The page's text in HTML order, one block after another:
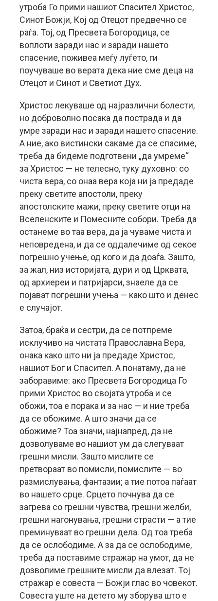
утроба Го прими нашиот Спасител Христос,
Синот Божји, Кој од Отецот предвечно се
раѓа. Тој, од Пресвета Богородица, се
воплоти заради нас и заради нашето
спасение, поживеа меѓу луѓето, ги
поучуваше во верата дека ние сме деца на
Отецот и Синот и Светиот Дух.
Христос лекуваше од најразлични болести,
но доброволно посака да пострада и да
умре заради нас и заради нашето спасение.
А ние, ако вистински сакаме да се спасиме,
треба да бидеме подготвени „да умреме“
за Христос — не телесно, туку духовно: со
чиста вера, со онаа вера која ни ја предаде
преку светите апостоли, преку
апостолските мажи, преку светите отци на
Вселенските и Помесните собори. Треба да
останеме во таа вера, да ја чуваме чиста и
неповредена, и да се оддалечиме од секое
погрешно учење, од кого и да доаѓа. Зашто,
за жал, низ историјата, дури и од Црквата,
од архиереи и патријарси, знаеле да се
појават погрешни учења — како што и денес
е случајот.
Затоа, браќа и сестри, да се потпреме
исклучиво на чистата Православна Вера,
онака како што ни ја предаде Христос,
нашиот Бог и Спасител. А понатаму, да не
заборавиме: ако Пресвета Богородица Го
прими Христос во својата утроба и се
обожи, тоа е порака и за нас — и ние треба
да се обожиме. А што значи да се
обожиме? Тоа значи, најнапред, да не
дозволуваме во нашиот ум да слегуваат
грешни мисли. Зашто мислите се
претвораат во помисли, помислите — во
размислувања, фантазии; а тие потоа паѓаат
во нашето срце. Срцето почнува да се
загрева со грешни чувства, грешни желби,
грешни нагонувања, грешни страсти — а тие
преминуваат во грешни дела. Од тоа треба
да се ослободиме. А за да се ослободиме,
треба да поставиме стражар на умот, да не
дозволиме грешните мисли да влезат. Тој
стражар е совеста — Божји глас во човекот.
Совеста уште на детето му зборува што е